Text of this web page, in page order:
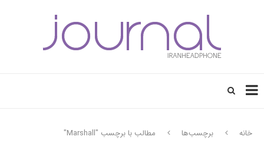
خانه برچسب‌ها مطالب با برچسب "Marshall"